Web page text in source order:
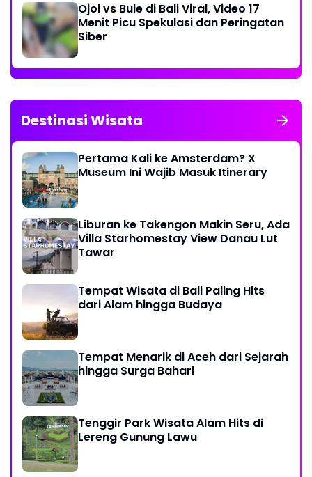
Ojol vs Bule di Bali Viral, Video 17
Menit Picu Spekulasi dan Peringatan
Siber
Destinasi Wisata
Pertama Kali ke Amsterdam? X
Museum Ini Wajib Masuk Itinerary
Liburan ke Takengon Makin Seru, Ada
Villa Starhomestay View Danau Lut
Tawar
Tempat Wisata di Bali Paling Hits
dari Alam hingga Budaya
Tempat Menarik di Aceh dari Sejarah
hingga Surga Bahari
Tenggir Park Wisata Alam Hits di
Lereng Gunung Lawu